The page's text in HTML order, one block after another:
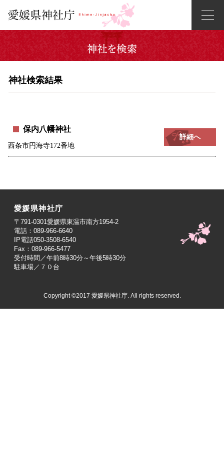
神社検索結果
保内八幡神社
西条市円海寺172番地
詳細へ
愛媛県神社庁
〒791-0301愛媛県東温市南方1954-2
電話：089-966-6640
IP電話050-3508-6540
Fax：089-966-5477
受付時間／午前8時30分～午後5時30分
駐車場／７０台
Copyright ©2017 愛媛県神社庁. All rights reserved.